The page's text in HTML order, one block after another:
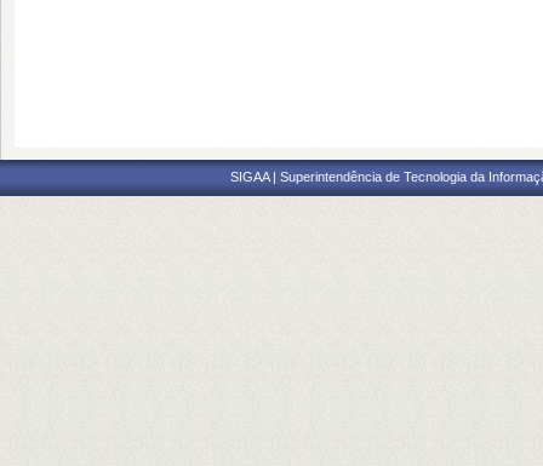
SIGAA | Superintendência de Tecnologia da